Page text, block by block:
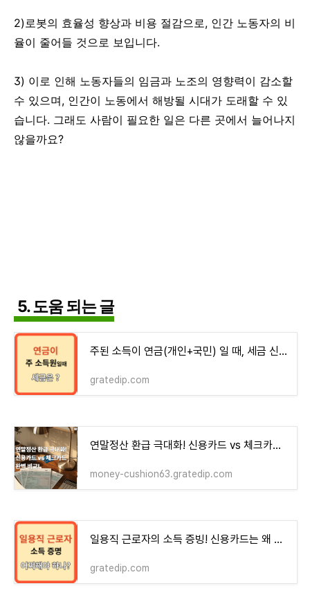
2)로봇의 효율성 향상과 비용 절감으로, 인간 노동자의 비
율이 줄어들 것으로 보입니다.
3) 이로 인해 노동자들의 임금과 노조의 영향력이 감소할
수 있으며, 인간이 노동에서 해방될 시대가 도래할 수 있
습니다. 그래도 사람이 필요한 일은 다른 곳에서 늘어나지
않을까요?
5. 도움 되는 글
주된 소득이 연금(개인+국민) 일 때, 세금 신고 모든 것!
gratedip.com
연말정산 환급 극대화! 신용카드 vs 체크카드 완벽 비교!
money-cushion63.gratedip.com
일용직 근로자의 소득 증빙! 신용카드는 왜 안 될까?
gratedip.com